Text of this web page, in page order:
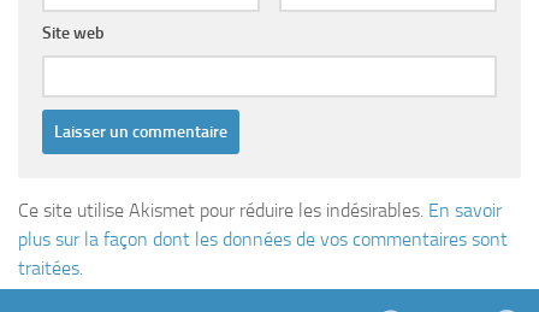
Site web
Ce site utilise Akismet pour réduire les indésirables. En savoir
plus sur la façon dont les données de vos commentaires sont
traitées.